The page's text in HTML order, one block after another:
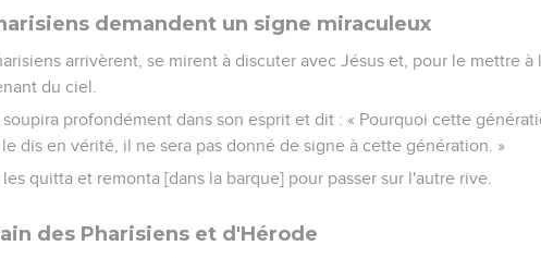
demandent un signe miraculeux
arrivèrent, se mirent à discuter avec Jésus et, pour le mettre
du ciel.
soupira profondément dans son esprit et dit : « Pourquoi cette
dis en vérité, il ne sera pas donné de signe à cette génération. »
les quitta et remonta [dans la barque] pour passer sur l'autre rive.
des Pharisiens et d'Hérode